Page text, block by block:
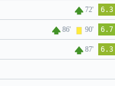
72' 6.3
86' 90' 6.7
87' 6.3